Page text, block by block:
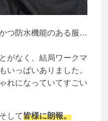
つ防水機能のある服…
がなく、結局ワークマ
いっぱいありました。
れになっていてすごい
して皆様に朗報。